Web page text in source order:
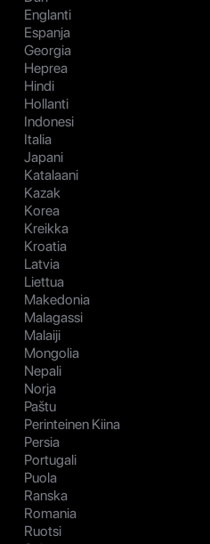
Englanti
Espanja
Georgia
Heprea
Hindi
Hollanti
Indonesi
Italia
Japani
Katalaani
Kazak
Korea
Kreikka
Kroatia
Latvia
Liettua
Makedonia
Malagassi
Malaiji
Mongolia
Nepali
Norja
Paštu
Perinteinen Kiina
Persia
Portugali
Puola
Ranska
Romania
Ruotsi